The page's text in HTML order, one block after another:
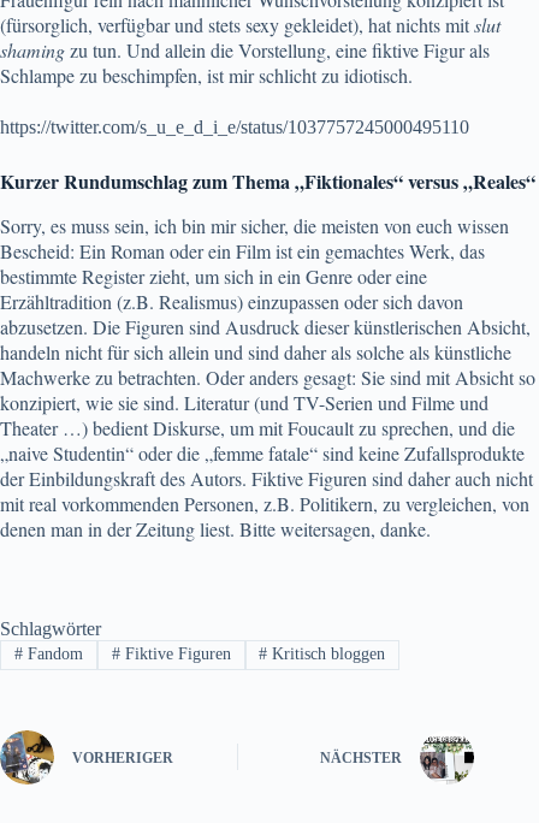
(fürsorglich, verfügbar und stets sexy gekleidet), hat nichts mitslut
shamingzu tun. Und allein die Vorstellung, eine fiktive Figur als
Schlampe zu beschimpfen, ist mir schlicht zu idiotisch.
https://twitter.com/s_u_e_d_i_e/status/1037757245000495110
Kurzer Rundumschlag zum Thema „Fiktionales“ versus „Reales“
Sorry, es muss sein, ich bin mir sicher, die meisten von euch wissen
Bescheid: Ein Roman oder ein Film ist ein gemachtes Werk, das
bestimmte Register zieht, um sich in ein Genre oder eine
Erzähltradition (z.B. Realismus) einzupassen oder sich davon
abzusetzen. Die Figuren sind Ausdruck dieser künstlerischen Absicht,
handeln nicht für sich allein und sind daher als solche als künstliche
Machwerke zu betrachten. Oder anders gesagt: Sie sind mit Absicht so
konzipiert, wie sie sind. Literatur (und TV-Serien und Filme und
Theater …) bedient Diskurse, um mit Foucault zu sprechen, und die
„naive Studentin“ oder die „femme fatale“ sind keine Zufallsprodukte
der Einbildungskraft des Autors. Fiktive Figuren sind daher auch nicht
mit real vorkommenden Personen, z.B. Politikern, zu vergleichen, von
denen man in der Zeitung liest. Bitte weitersagen, danke.
Schlagwörter
#Fandom #Fiktive Figuren # Kritisch bloggen
VORHERIGER NÄCHSTER